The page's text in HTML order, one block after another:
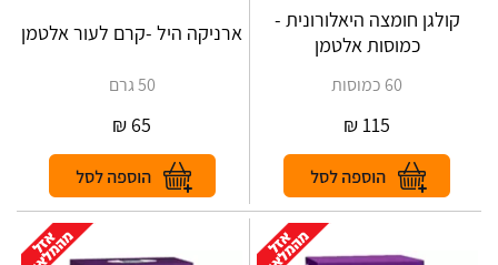
קולגן חומצה היאלורונית -
כמוסות אלטמן
60 כמוסות
115
₪
ארניקה היל -קרם לעור אלטמן
50 גרם
65
₪